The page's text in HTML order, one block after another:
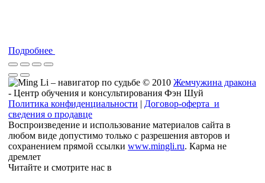
Подробнее
© 2010 Жемчужина дракона
- Центр обучения и консультирования Фэн Шуй
Политика конфиденциальности | Договор-оферта и
сведения о продавце
Воспроизведение и использование материалов сайта в
любом виде допустимо только с разрешения авторов и
сохранением прямой ссылки www.mingli.ru. Карма не
дремлет
Читайте и смотрите нас в